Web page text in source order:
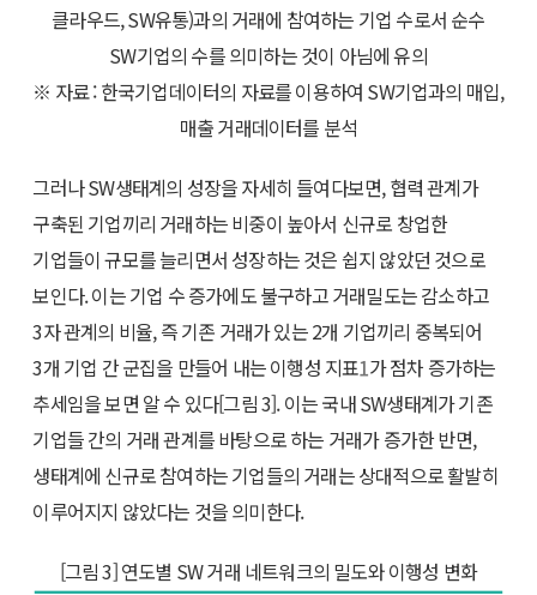
클라우드, SW유통)과의 거래에 참여하는 기업 수로서 순수
SW기업의 수를 의미하는 것이 아님에 유의
※ 자료 : 한국기업데이터의 자료를 이용하여 SW기업과의 매입,
매출 거래데이터를 분석
그러나 SW생태계의 성장을 자세히 들여다보면, 협력 관계가
구축된 기업끼리 거래하는 비중이 높아서 신규로 창업한
기업들이 규모를 늘리면서 성장하는 것은 쉽지 않았던 것으로
보인다. 이는 기업 수 증가에도 불구하고 거래밀도는 감소하고
3자 관계의 비율, 즉 기존 거래가 있는 2개 기업끼리 중복되어
3개 기업 간 군집을 만들어 내는 이행성 지표1가 점차 증가하는
추세임을 보면 알 수 있다[그림 3]. 이는 국내 SW생태계가 기존
기업들 간의 거래 관계를 바탕으로 하는 거래가 증가한 반면,
생태계에 신규로 참여하는 기업들의 거래는 상대적으로 활발히
이루어지지 않았다는 것을 의미한다.
[그림 3] 연도별 SW 거래 네트워크의 밀도와 이행성 변화